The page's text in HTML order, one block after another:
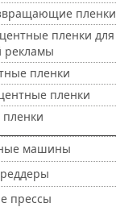
пленки
пленки для
рекламы
пленки
пленки
машины
прессы